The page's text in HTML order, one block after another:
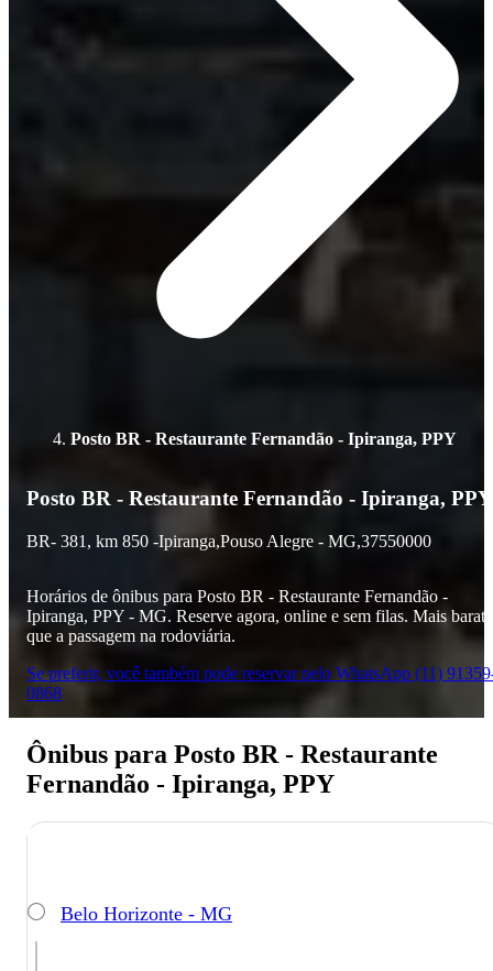
Posto BR - Restaurante Fernandão - Ipiranga, PPY
Posto BR - Restaurante Fernandão - Ipiranga, PPY
BR- 381, km 850 -Ipiranga,Pouso Alegre - MG,37550000
Horários de ônibus para Posto BR - Restaurante Fernandão -
Ipiranga, PPY - MG. Reserve agora, online e sem filas. Mais barato
que a passagem na rodoviária.
Se preferir, você também pode reservar pelo WhatsApp (11)
0868
Ônibus para Posto BR - Restaurante
Fernandão - Ipiranga, PPY
Belo Horizonte - MG